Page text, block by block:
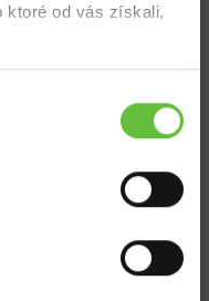
ktoré od vás získali,